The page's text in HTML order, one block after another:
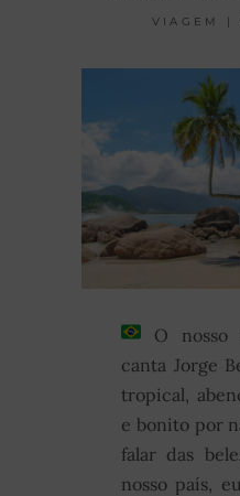
VIAGEM |
O nosso
canta Jorge
tropical,
e bonito por
falar das
nosso país,